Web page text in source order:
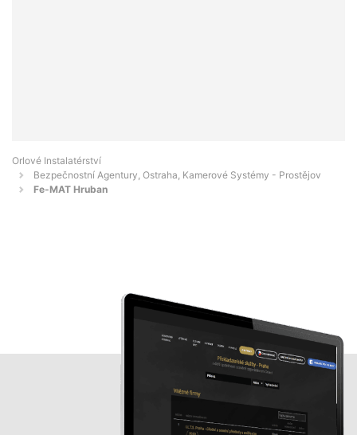
Orlové Instalatérství
Bezpečnostní Agentury, Ostraha, Kamerové Systémy - Prostějov
Fe-MAT Hruban